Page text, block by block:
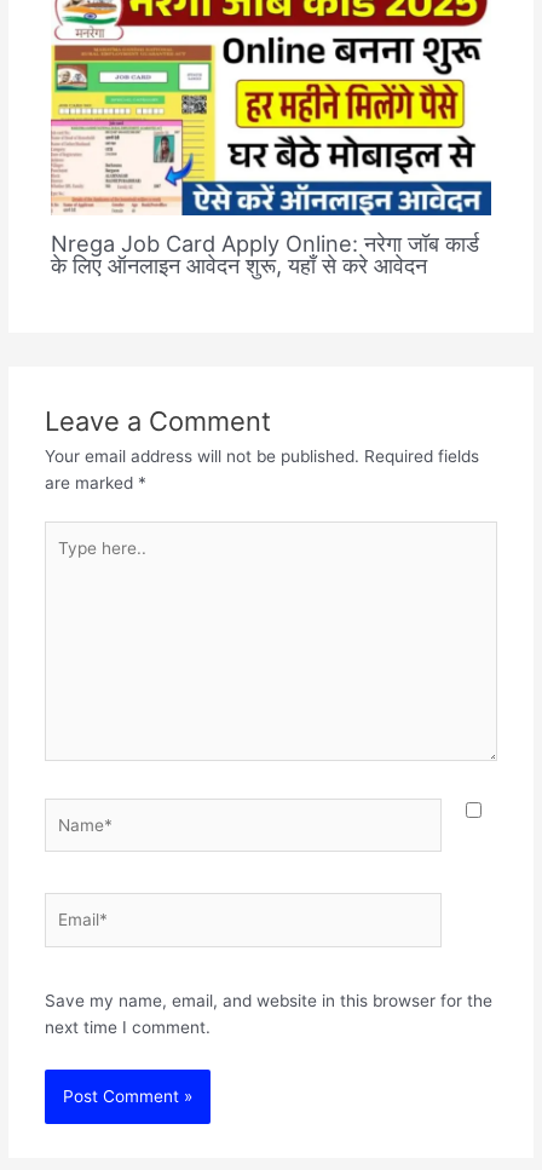
Nrega Job Card Apply Online: नरेगा जॉब कार्ड
के लिए ऑनलाइन आवेदन शुरू, यहाँ से करे आवेदन
Leave a Comment
Your email address will not be published. Required fields
are marked *
here..
Save my name, email, and website in this browser for the
next time I comment.